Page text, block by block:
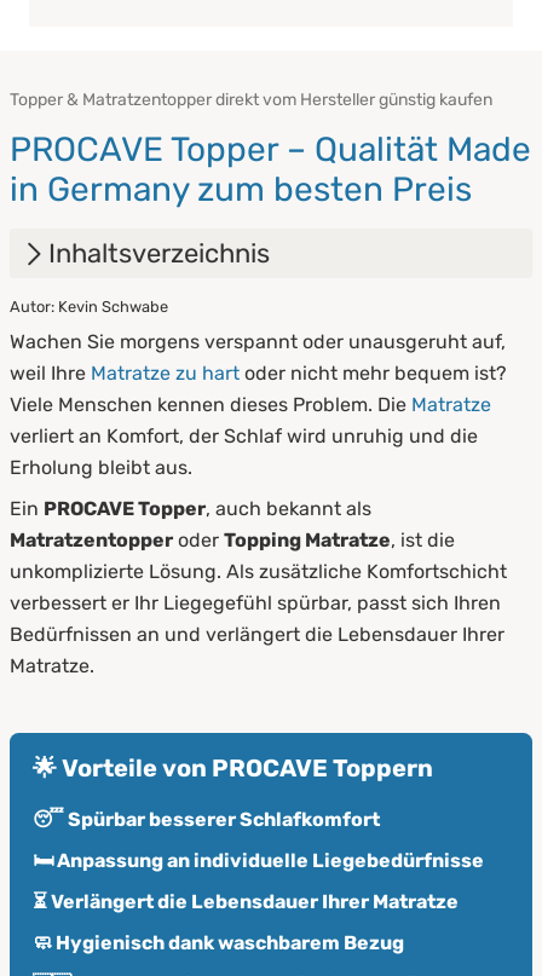
Topper & Matratzentopper direkt vom Hersteller günstig kaufen
PROCAVE Topper – Qualität Made
in Germany zum besten Preis
Inhaltsverzeichnis
1. Was ist ein Topper?
2. Visco Topper von PROCAVE
3. Gelschaum Topper von PROCAVE
4. Kaltschaum Topper von PROCAVE
5. PROCAVE Topper für jedes Bett
Autor: Kevin Schwabe
Wachen Sie morgens verspannt oder unausgeruht auf,
weil Ihre Matratze zu hart oder nicht mehr bequem ist?
Viele Menschen kennen dieses Problem. Die Matratze
verliert an Komfort, der Schlaf wird unruhig und die
Erholung bleibt aus.
Ein PROCAVE Topper, auch bekannt als
Matratzentopper oder Topping Matratze, ist die
unkomplizierte Lösung. Als zusätzliche Komfortschicht
verbessert er Ihr Liegegefühl spürbar, passt sich Ihren
Bedürfnissen an und verlängert die Lebensdauer Ihrer
Matratze.
🌟 Vorteile von PROCAVE Toppern
😴 Spürbar besserer Schlafkomfort
🛏️ Anpassung an individuelle Liegebedürfnisse
⏳ Verlängert die Lebensdauer Ihrer Matratze
🧼 Hygienisch dank waschbarem Bezug